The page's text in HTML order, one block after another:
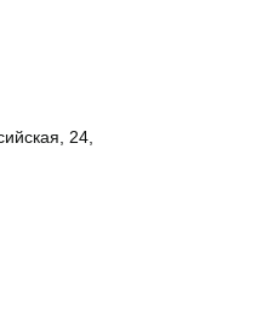
24,